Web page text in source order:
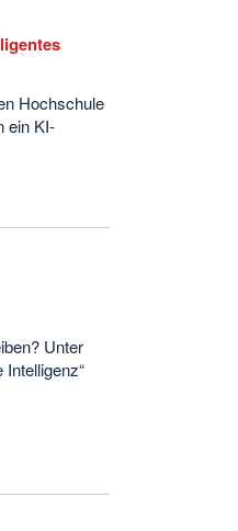
Hochschule
ein KI-
Unter